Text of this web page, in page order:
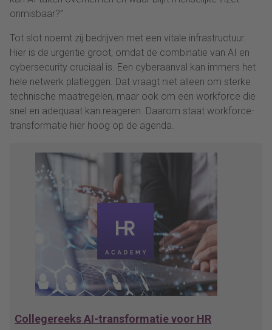
onmisbaar?”
Tot slot noemt zij bedrijven met een vitale infrastructuur.
Hier is de urgentie groot, omdat de combinatie van AI en
cybersecurity cruciaal is. Een cyberaanval kan immers het
hele netwerk platleggen. Dat vraagt niet alleen om sterke
technische maatregelen, maar ook om een workforce die
snel en adequaat kan reageren. Daarom staat workforce-
transformatie hier hoog op de agenda.
Collegereeks AI-transformatie voor HR